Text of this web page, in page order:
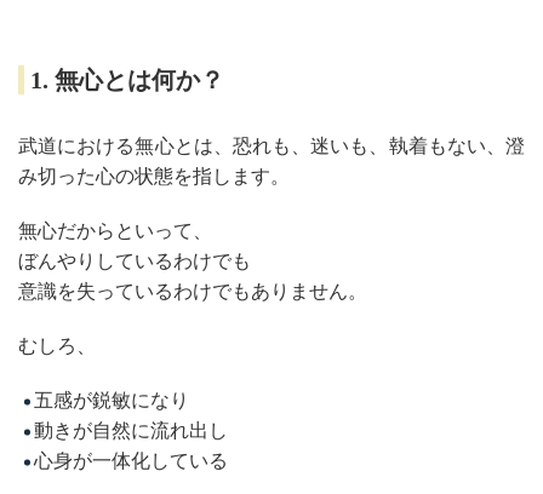
1. 無心とは何か？
武道における無心とは、恐れも、迷いも、執着もない、澄
み切った心の状態を指します。
無心だからといって、
ぼんやりしているわけでも
意識を失っているわけでもありません。
むしろ、
五感が鋭敏になり
動きが自然に流れ出し
心身が一体化している